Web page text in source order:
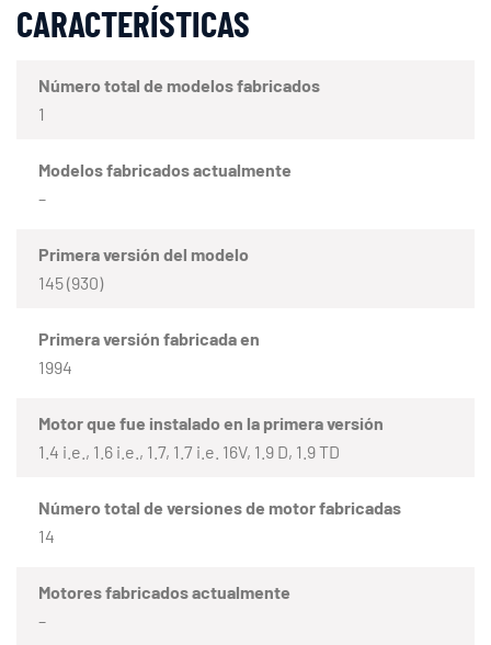
CARACTERÍSTICAS
Número total de modelos fabricados
1
Modelos fabricados actualmente
–
Primera versión del modelo
145 (930)
Primera versión fabricada en
1994
Motor que fue instalado en la primera versión
1.4 i.e., 1.6 i.e., 1.7, 1.7 i.e. 16V, 1.9 D, 1.9 TD
Número total de versiones de motor fabricadas
14
Motores fabricados actualmente
–